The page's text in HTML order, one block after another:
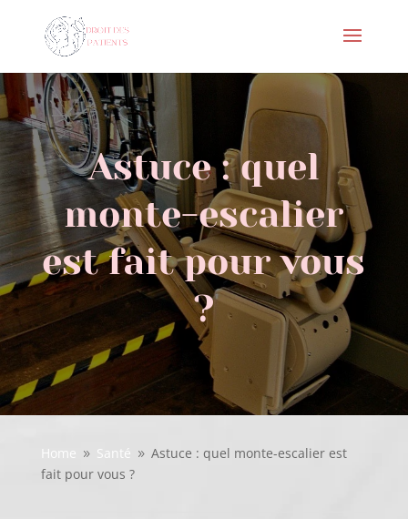
Astuce : quel
monte-escalier
est fait pour vous
?
Home 9 Santé 9 Astuce : quel monte-escalier est
fait pour vous ?